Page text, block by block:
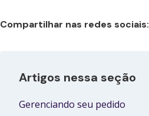
Compartilhar nas redes sociais:
Artigos nessa seção
Gerenciando seu pedido